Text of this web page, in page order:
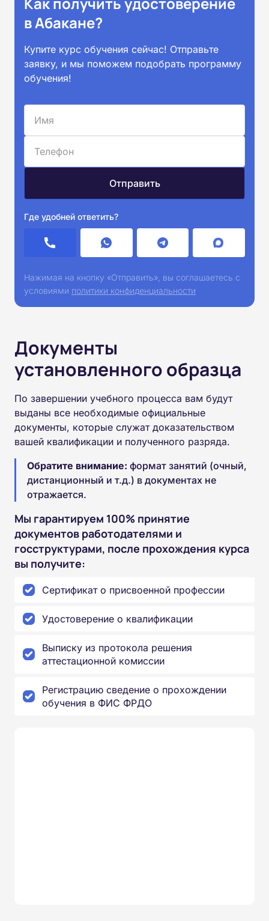
в Абакане?
Купите курс обучения сейчас! Отправьте
заявку, и мы поможем подобрать программу
обучения!
Где удобней ответить?
Нажимая на кнопку «Отправить», вы соглашаетесь с
условиями политики конфиденциальности
Документы
установленного образца
По завершении учебного процесса вам будут
выданы все необходимые официальные
документы, которые служат доказательством
вашей квалификации и полученного разряда.
Обратите внимание: формат занятий (очный,
дистанционный и т.д.) в документах не
отражается.
Мы гарантируем 100% принятие
документов работодателями и
госструктурами, после прохождения курса
вы получите:
Сертификат о присвоенной профессии
Удостоверение о квалификации
Выписку из протокола решения
аттестационной комиссии
Регистрацию сведение о прохождении
обучения в ФИС ФРДО